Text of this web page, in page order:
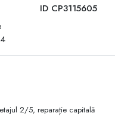
ID CP3115605
2/5, reparație capitală